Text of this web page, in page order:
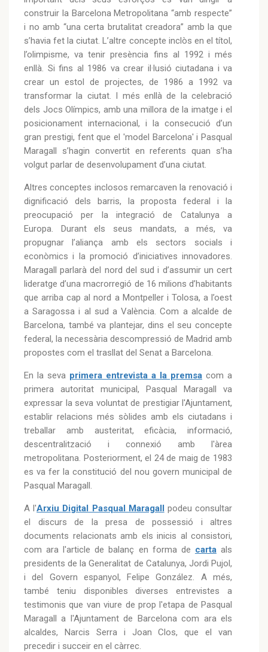
construir la Barcelona Metropolitana “amb respecte”
i no amb “una certa brutalitat creadora” amb la que
s’havia fet la ciutat. L’altre concepte inclòs en el títol,
l’olimpisme, va tenir presència fins al 1992 i més
enllà. Si fins al 1986 va crear il·lusió ciutadana i va
crear un estol de projectes, de 1986 a 1992 va
transformar la ciutat. I més enllà de la celebració
dels Jocs Olímpics, amb una millora de la imatge i el
posicionament internacional, i la consecució d’un
gran prestigi, fent que el 'model Barcelona' i Pasqual
Maragall s’hagin convertit en referents quan s’ha
volgut parlar de desenvolupament d’una ciutat.
Altres conceptes inclosos remarcaven la renovació i
dignificació dels barris, la proposta federal i la
preocupació per la integració de Catalunya a
Europa. Durant els seus mandats, a més, va
propugnar l’aliança amb els sectors socials i
econòmics i la promoció d’iniciatives innovadores.
Maragall parlarà del nord del sud i d’assumir un cert
lideratge d’una macrorregió de 16 milions d’habitants
que arriba cap al nord a Montpeller i Tolosa, a l’oest
a Saragossa i al sud a València. Com a alcalde de
Barcelona, també va plantejar, dins el seu concepte
federal, la necessària descompressió de Madrid amb
propostes com el trasllat del Senat a Barcelona.
En la seva primera entrevista a la premsa com a
primera autoritat municipal, Pasqual Maragall va
expressar la seva voluntat de prestigiar l'Ajuntament,
establir relacions més sòlides amb els ciutadans i
treballar amb austeritat, eficàcia, informació,
descentralització i connexió amb l'àrea
metropolitana. Posteriorment, el 24 de maig de 1983
es va fer la constitució del nou govern municipal de
Pasqual Maragall.
A l'Arxiu Digital Pasqual Maragall podeu consultar
el discurs de la presa de possessió i altres
documents relacionats amb els inicis al consistori,
com ara l'article de balanç en forma de carta als
presidents de la Generalitat de Catalunya, Jordi Pujol,
i del Govern espanyol, Felipe González. A més,
també teniu disponibles diverses entrevistes a
testimonis que van viure de prop l'etapa de Pasqual
Maragall a l'Ajuntament de Barcelona com ara els
alcaldes, Narcis Serra i Joan Clos, que el van
precedir i succeir en el càrrec.